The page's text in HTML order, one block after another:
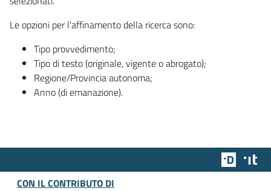
Le opzioni per l'affinamento della ricerca sono:
Tipo provvedimento;
Tipo di testo (originale, vigente o abrogato);
Regione/Provincia autonoma;
Anno (di emanazione).
Team
CON IL CONTRIBUTO DI